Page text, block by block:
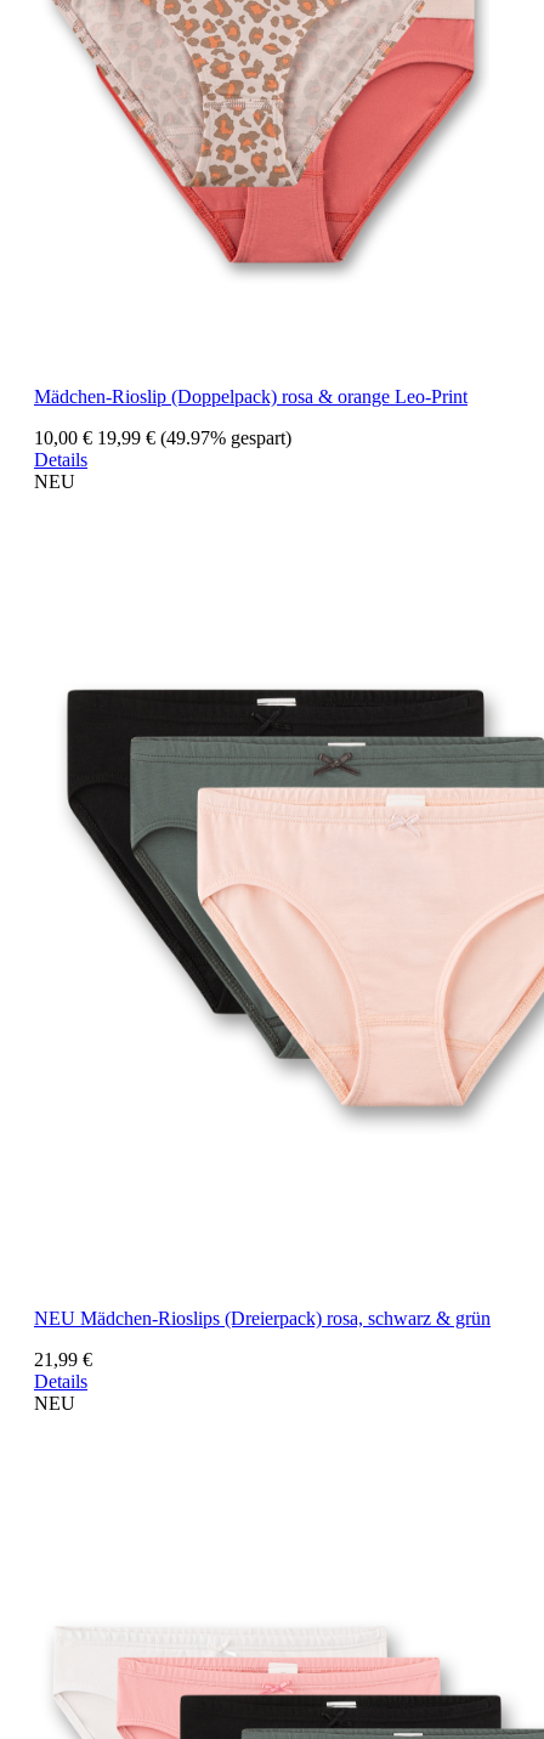
Mädchen-Rioslip (Doppelpack) rosa & orange Leo-Print
10,00 € 19,99 € (49.97% gespart)
Details
NEU
NEU Mädchen-Rioslips (Dreierpack) rosa, schwarz & grün
21,99 €
Details
NEU